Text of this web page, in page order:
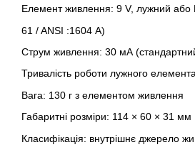
Елемент живлення: 9 V, лужний або
61 / ANSI :1604 А)
Струм живлення: 30 мА
Тривалість роботи лужного
Вага: 130 г з елементом живлення
Габаритні розміри: 114 × 60 × 31 мм
Класифікація: внутрішнє джерело